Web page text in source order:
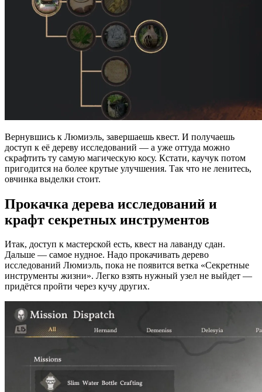
Вернувшись к Люмиэль, завершаешь квест. И получаешь
доступ к её дереву исследований — а уже оттуда можно
скрафтить ту самую магическую косу. Кстати, каучук потом
пригодится на более крутые улучшения. Так что не ленитесь,
овчинка выделки стоит.
Прокачка дерева исследований и
крафт секретных инструментов
Итак, доступ к мастерской есть, квест на лаванду сдан.
Дальше — самое нудное. Надо прокачивать дерево
исследований Люмиэль, пока не появится ветка «Секретные
инструменты жизни». Легко взять нужный узел не выйдет —
придётся пройти через кучу других.